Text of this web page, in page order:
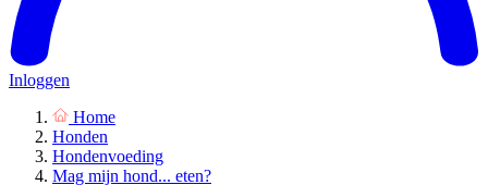
Inloggen
Home
Honden
Hondenvoeding
Mag mijn hond... eten?